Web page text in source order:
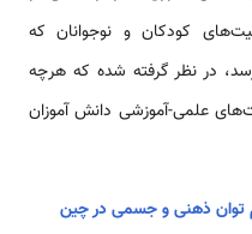
کودکان و نوجوانان که
هزار مرکز می‌رسد، در نظر گرفته شده که هرچه
علمی-آموزشی دانش آموزان
توان ذهنی و جسمی در چین